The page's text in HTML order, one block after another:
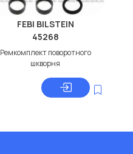
FEBI BILSTEIN
45268
Ремкомплект поворотного
шкворня